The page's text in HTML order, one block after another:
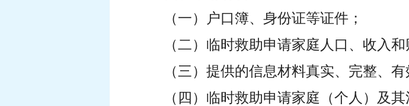
（一）户口簿、身份证等证件；
（二）临时救助申请家庭人口、收入
（三）提供的信息材料真实、完整、有
（四）临时救助申请家庭（个人）及